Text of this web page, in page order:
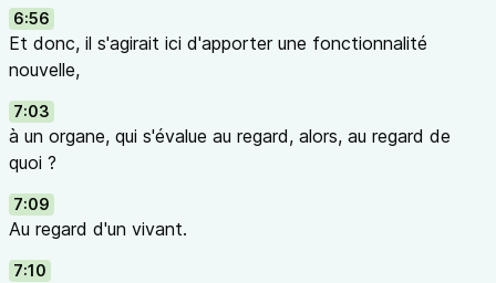
6:56
Et donc, il s'agirait ici d'apporter une fonctionnalité
nouvelle,
7:03
à un organe, qui s'évalue au regard, alors, au regard de
quoi ?
7:09
Au regard d'un vivant.
7:10